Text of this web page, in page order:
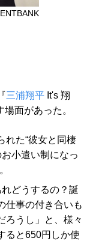
三浦翔平 It's 翔
面があった。
れた“彼女と同棲
小遣い制になっ
どうするの？誕
仕事の付き合いも
ろうし」と、様々
ると650円しか使